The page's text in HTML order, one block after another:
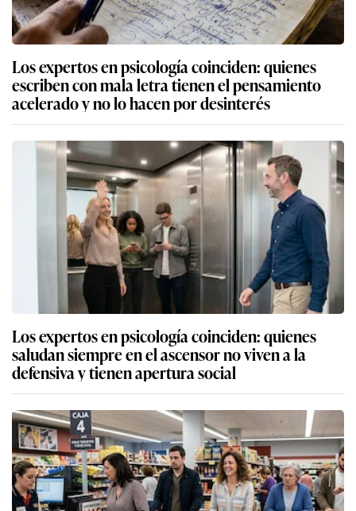
Los expertos en psicología coinciden: quienes
escriben con mala letra tienen el pensamiento
acelerado y no lo hacen por desinterés
Los expertos en psicología coinciden: quienes
saludan siempre en el ascensor no viven a la
defensiva y tienen apertura social